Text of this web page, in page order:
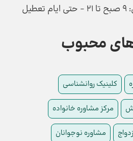
محبوب
کلینیک روانشناسی
مرکز مشاوره خانواده
مشاوره نوجوانان